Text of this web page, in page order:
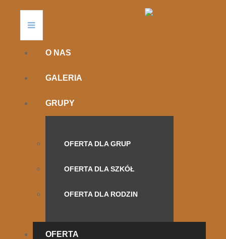
O NAS
GALERIA
GRUPY
OFERTA DLA GRUP
OFERTA DLA SZKÓŁ
OFERTA DLA RODZIN
OFERTA